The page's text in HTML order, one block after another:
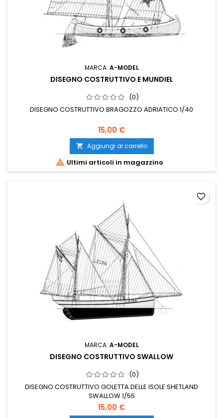
MARCA: A-MODEL
DISEGNO COSTRUTTIVO E MUNDIEL
(0)
DISEGNO COSTRUTTIVO BRAGOZZO ADRIATICO 1/40
15,00 €
 Aggiungi al carrello
 Ultimi articoli in magazzino
MARCA: A-MODEL
DISEGNO COSTRUTTIVO SWALLOW
(0)
DISEGNO COSTRUTTIVO GOLETTA DELLE ISOLE SHETLAND
SWALLOW 1/55
15,00 €
favorite_border